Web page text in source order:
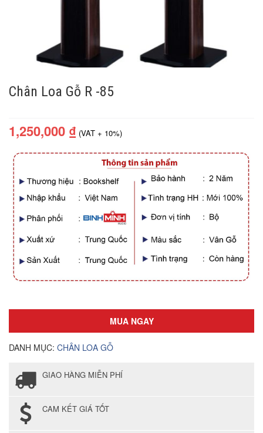
Chân Loa Gỗ R -85
1,250,000 ₫ (VAT + 10%)
MUA NGAY
DANH MỤC: CHÂN LOA GỖ
GIAO HÀNG MIỄN PHÍ
CAM KẾT GIÁ TỐT